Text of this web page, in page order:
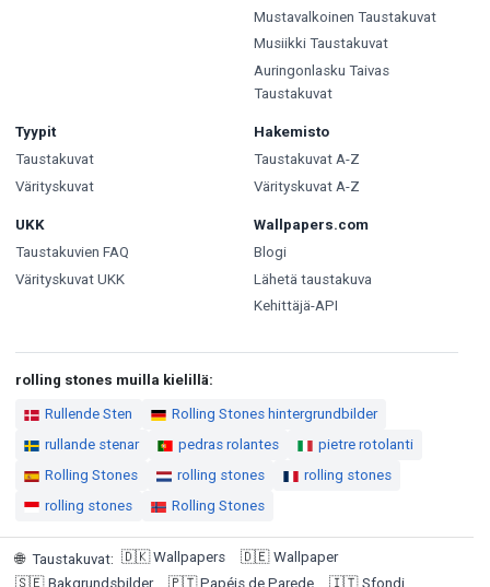
Mustavalkoinen Taustakuvat
Musiikki Taustakuvat
Auringonlasku Taivas
Taustakuvat
Tyypit
Taustakuvat
Värityskuvat
Hakemisto
Taustakuvat A-Z
Värityskuvat A-Z
UKK
Taustakuvien FAQ
Värityskuvat UKK
Wallpapers.com
Blogi
Lähetä taustakuva
Kehittäjä-API
rolling stones muilla kielillä:
Rullende Sten
Rolling Stones hintergrundbilder
rullande stenar
pedras rolantes
pietre rotolanti
Rolling Stones
rolling stones
rolling stones
rolling stones
Rolling Stones
🌐 Taustakuvat: 🇩🇰 Wallpapers 🇩🇪 Wallpaper
🇸🇪 Bakgrundsbilder 🇵🇹 Papéis de Parede 🇮🇹 Sfondi